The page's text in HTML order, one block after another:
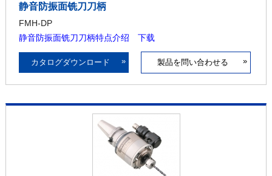
静音防振面铣刀刀柄
FMH-DP
静音防振面铣刀刀柄特点介绍 下载
カタログダウンロード » 製品を問い合わせる »